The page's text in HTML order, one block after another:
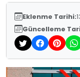
Eklenme Tarihi:
Güncelleme